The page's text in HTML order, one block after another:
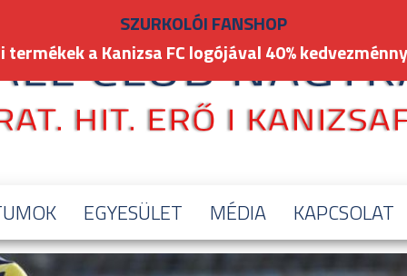
EGYESÜLET MÉDIA KAPCSOLAT
SZURKOLÓI FANSHOP
termékek a Kanizsa FC logójával 40%